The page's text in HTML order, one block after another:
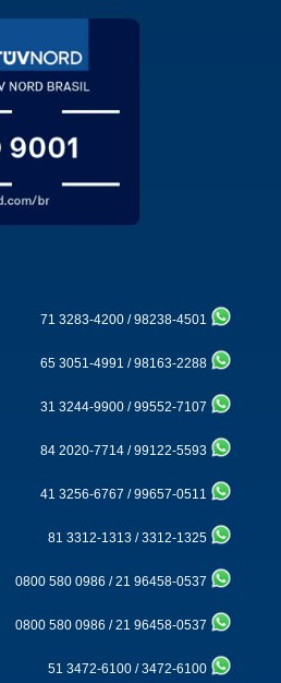
71 3283-4200 /98238-4501
65 3051-4991 /98163-2288
31 3244-9900 /99552-7107
84 2020-7714 /99122-5593
41 3256-6767 /99657-0511
81 3312-1313 /3312-1325
0800 580 0986 /21 96458-0537
0800 580 0986 /21 96458-0537
51 3472-6100 /3472-6100